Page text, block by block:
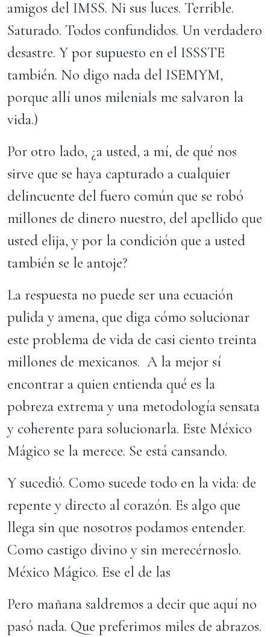
amigos del IMSS. Ni sus luces. Terrible.
Saturado. Todos confundidos. Un verdadero
desastre. Y por supuesto en el ISSSTE
también. No digo nada del ISEMYM,
porque allí unos milenials me salvaron la
vida.)
Por otro lado, ¿a usted, a mí, de qué nos
sirve que se haya capturado a cualquier
delincuente del fuero común que se robó
millones de dinero nuestro, del apellido que
usted elija, y por la condición que a usted
también se le antoje?
La respuesta no puede ser una ecuación
pulida y amena, que diga cómo solucionar
este problema de vida de casi ciento treinta
millones de mexicanos. A la mejor sí
encontrar a quien entienda qué es la
pobreza extrema y una metodología sensata
y coherente para solucionarla. Este México
Mágico se la merece. Se está cansando.
Y sucedió. Como sucede todo en la vida: de
repente y directo al corazón. Es algo que
llega sin que nosotros podamos entender.
Como castigo divino y sin merecérnoslo.
México Mágico. Ese el de las
Pero mañana saldremos a decir que aquí no
pasó nada. Que preferimos miles de abrazos.